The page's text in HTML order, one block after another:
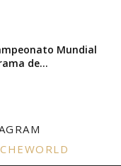
Mundial
de...